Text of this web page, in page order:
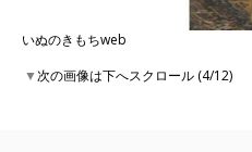
いぬのきもちweb
▼次の画像は下へスクロール (4/12)